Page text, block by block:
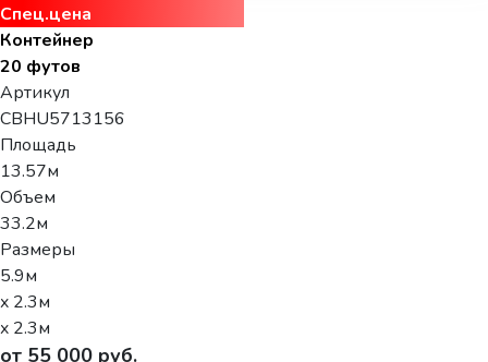
Спец.цена
Контейнер
20 футов
Артикул
CBHU5713156
Площадь
13.57м
Объем
33.2м
Размеры
5.9м
x 2.3м
x 2.3м
от 55 000 руб.